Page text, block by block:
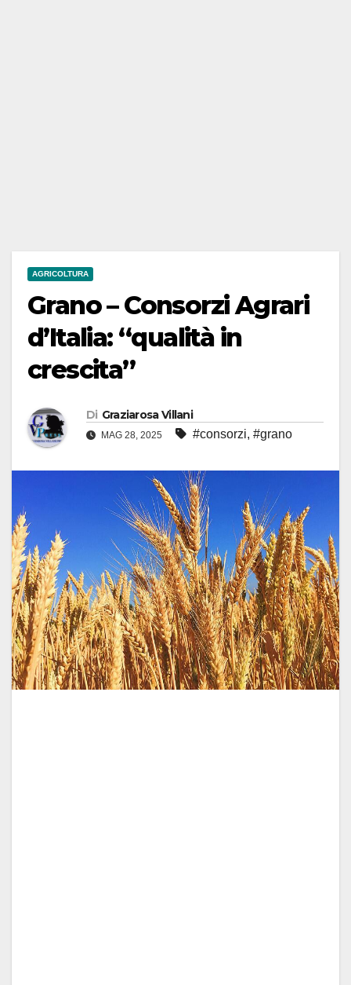
AGRICOLTURA
Grano – Consorzi Agrari
d’Italia: “qualità in
crescita”
Di Graziarosa Villani
MAG 28, 2025 #consorzi, #grano